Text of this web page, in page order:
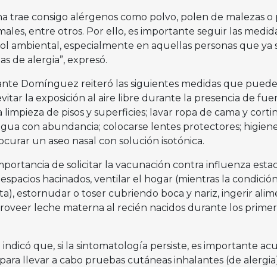
trae consigo alérgenos como polvo, polen de malezas o
entre otros. Por ello, es importante seguir las
ambiental, especialmente en aquellas personas que ya
de alergia”, expresó.
Domínguez reiteró las siguientes medidas que
la exposición al aire libre durante la presencia de
de pisos y superficies; lavar ropa de cama y
con abundancia; colocarse lentes protectores;
un aseo nasal con solución isotónica.
de solicitar la vacunación contra influenza
hacinados, ventilar el hogar (mientras la condición
estornudar o toser cubriendo boca y nariz, ingerir
leche materna al recién nacidos durante los
que, si la sintomatología persiste, es importante
llevar a cabo pruebas cutáneas inhalantes (de